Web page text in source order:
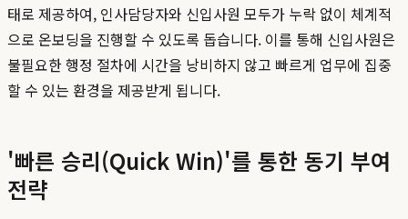
태로 제공하여, 인사담당자와 신입사원 모두가 누락 없이 체계적
으로 온보딩을 진행할 수 있도록 돕습니다. 이를 통해 신입사원은
불필요한 행정 절차에 시간을 낭비하지 않고 빠르게 업무에 집중
할 수 있는 환경을 제공받게 됩니다.
'빠른 승리(Quick Win)'를 통한 동기 부여
전략